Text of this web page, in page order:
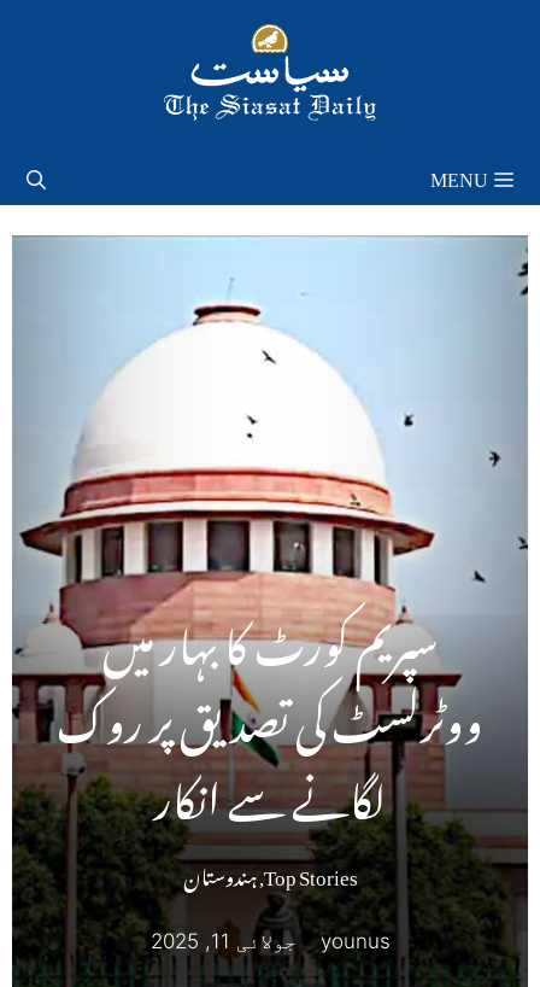
MENU
سپریم کورٹ کا بہار میں
ووٹرلسٹ کی تصدیق پر روک
لگانے سے انکار
Top Stories
,ہندوستان
younus جولائی 11, 2025